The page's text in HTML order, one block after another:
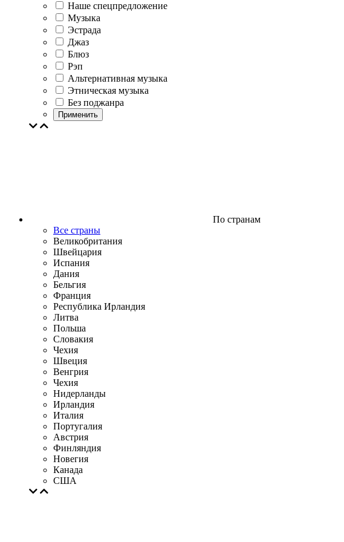
Наше спецпредложение
Музыка
Эстрада
Джаз
Блюз
Рэп
Альтернативная музыка
Этническая музыка
Без поджанра
Применить
По странам
Все страны
Великобритания
Швейцария
Испания
Дания
Бельгия
Франция
Республика Ирландия
Литва
Польша
Словакия
Чехия
Швеция
Венгрия
Чехия
Нидерланды
Ирландия
Италия
Португалия
Австрия
Финляндия
Новегия
Канада
США